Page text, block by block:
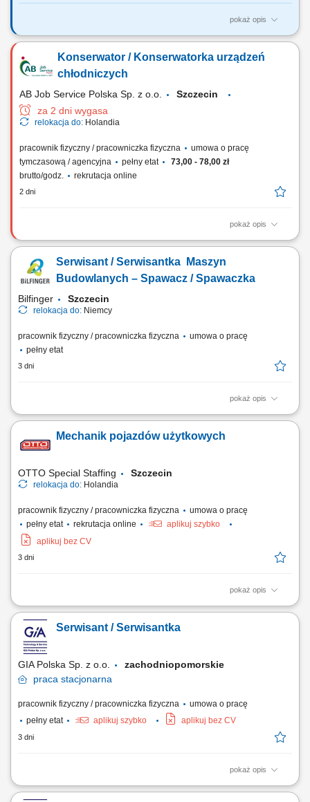
pokaż opis
Zadania przed Tobą: montaż systemów zabezpieczeń elektronicznych
doświadczeniem w branży elektrycznej, instalacyjnej lub budowlanej;
osób zaangażowanych i odpowiedzialnych; osób dokładnych i
Konserwator / Konserwatorka urządzeń
chłodniczych
AB Job Service Polska Sp. z o.o.
Szczecin
za 2 dni wygasa
relokacja do: Holandia
pracownik fizyczny / pracowniczka fizyczna
umowa o pracę
tymczasową / agencyjna
pełny etat
73,00 - 78,00 zł
brutto/godz.
rekrutacja online
2 dni
pokaż opis
Twoje zadania: Nadzór techniczny, usuwanie usterek i przeglądy
komponentów oraz czynnika chłodniczego. Realizacja prac
modyfikacyjnych i testów odbiorczych urządzeń. Monitorowanie
Serwisant / Serwisantka Maszyn
Budowlanych – Spawacz / Spawaczka
Bilfinger Szczecin
relokacja do: Niemcy
pracownik fizyczny / pracowniczka fizyczna
umowa o pracę
pełny etat
3 dni
pokaż opis
Opis stanowiska: Wykonywanie prac spawalniczych przy konstrukcjach
na podstawie rysunku technicznego. Naprawa i konserwacja sprzętu
budowlanego oraz urządzeń wykorzystywanych podczas realizacji
Mechanik pojazdów użytkowych
OTTO Special Staffing Szczecin
relokacja do: Holandia
pracownik fizyczny / pracowniczka fizyczna
umowa o pracę
pełny etat
rekrutacja online
aplikuj szybko
aplikuj bez CV
3 dni
pokaż opis
Twoje codzienne zadania Ty będziesz być odpowiedzialnym za
naprawa i kontrola ciężkiego sprzętu do recyklingu . Będziesz:
Diagnozować i usuwać usterki w złożonych układach hydraulicznych i
mechanicznych; Serwisować i naprawiać elektryczne układy napędowe
oraz komponenty...
Serwisant / Serwisantka
GIA Polska Sp. z o.o.
zachodniopomorskie
praca stacjonarna
pracownik fizyczny / pracowniczka fizyczna
umowa o pracę
pełny etat
aplikuj szybko aplikuj bez CV
3 dni
pokaż opis
Opis stanowiska Do obowiązków osoby pracującej na stanowisku
serwisanta należy między innymi: wykonywanie okresowych